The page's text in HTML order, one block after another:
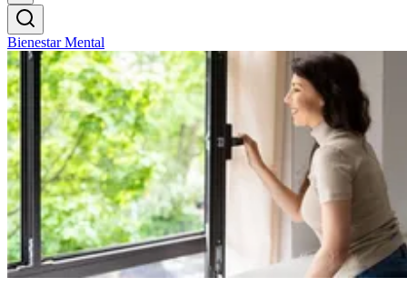
Bienestar Mental